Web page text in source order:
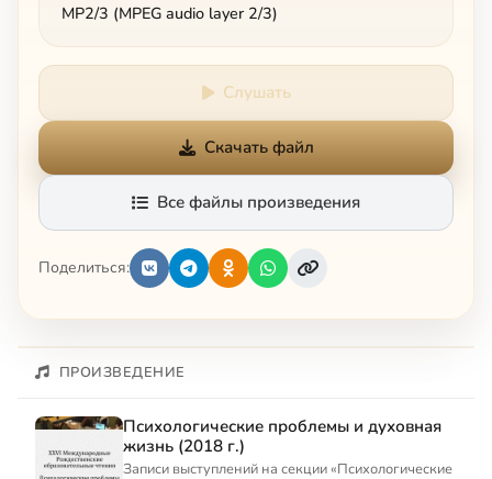
MP2/3 (MPEG audio layer 2/3)
Слушать
Скачать файл
Все файлы произведения
Поделиться:
ПРОИЗВЕДЕНИЕ
Психологические проблемы и духовная
жизнь (2018 г.)
Записи выступлений на секции «Психологические